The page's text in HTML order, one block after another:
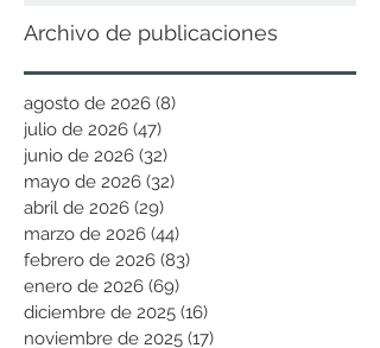
Archivo de publicaciones
agosto de 2026 (8)
julio de 2026 (47)
junio de 2026 (32)
mayo de 2026 (32)
abril de 2026 (29)
marzo de 2026 (44)
febrero de 2026 (83)
enero de 2026 (69)
diciembre de 2025 (16)
noviembre de 2025 (17)